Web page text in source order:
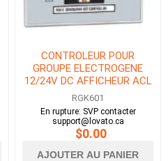
CONTROLEUR POUR
GROUPE ELECTROGENE
12/24V DC AFFICHEUR ACL
GRAPHIQUE PORT CANBUS
RGK601
En rupture: SVP contacter
support@lovato.ca
$0.00
AJOUTER AU PANIER